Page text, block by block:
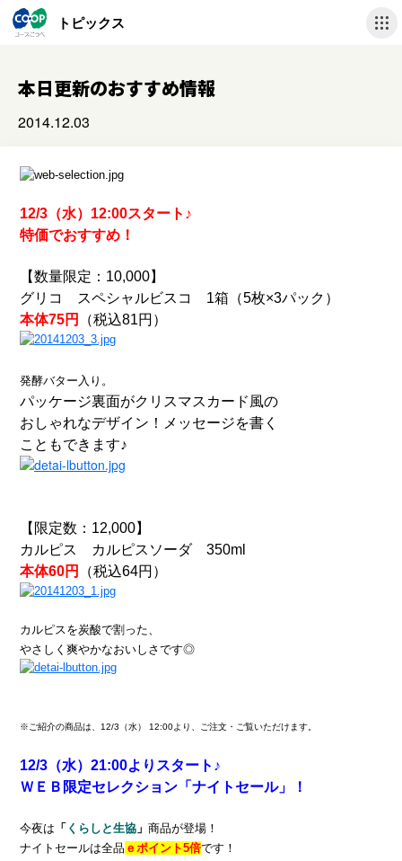
トピックス
本日更新のおすすめ情報
2014.12.03
12/3（水）12:00スタート♪
特価でおすすめ！
【数量限定：10,000】
グリコ スペシャルビスコ 1箱（5枚×3パック）
本体75円
（税込81円）
発酵バター入り。
パッケージ裏面がクリスマスカード風の
おしゃれなデザイン！メッセージを書く
こともできます♪
【限定数：12,000】
カルピス カルピスソーダ 350ml
本体60円
（税込64円）
カルピスを炭酸で割った、
やさしく爽やかなおいしさです◎
※ご紹介の商品は、12/3（水） 12:00より、ご注文・ご覧いただけます。
12/3（水）21:00よりスタート♪
ＷＥＢ限定セレクション「ナイトセール」！
今夜は 「 くらしと生協 」 商品が登場！
ナイトセールは全品 ｅポイント5倍です！